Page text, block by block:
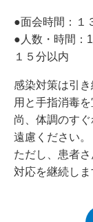
●面会時間：１
●人数・時間：
１５分以内
感染対策は引
用と手指消毒
尚、体調のす
遠慮ください。
ただし、患者
対応を継続しま